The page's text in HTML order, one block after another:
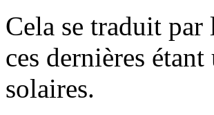
Cela se traduit par
ces dernières
solaires.